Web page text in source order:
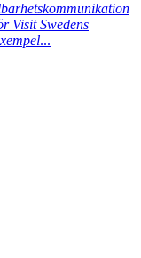
Visit Swedens
...